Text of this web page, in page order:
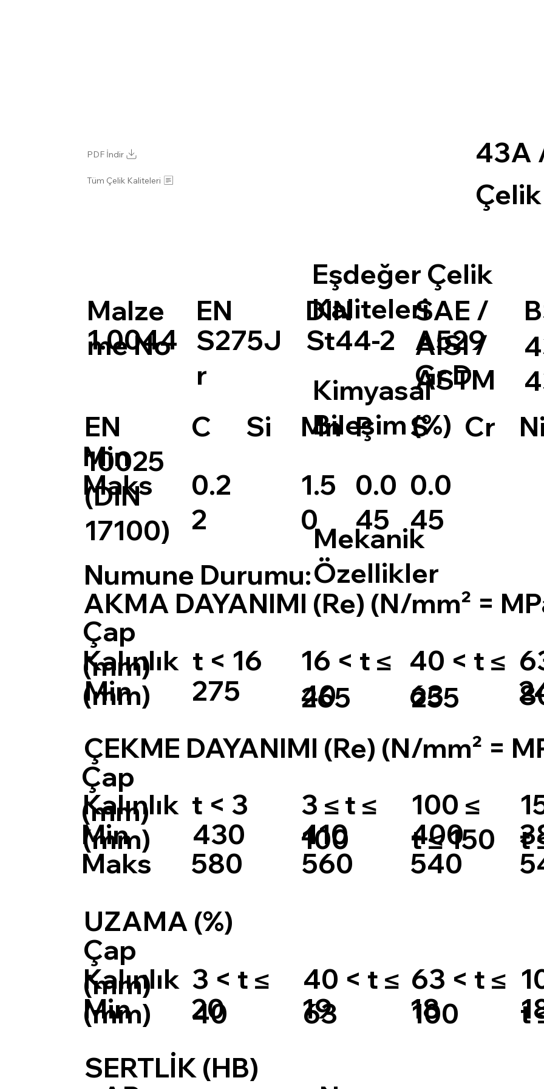
PDF İndir
Tüm Çelik Kaliteleri
43A
EN
S275J
r
DIN
St44-2
SAE /
AISI /
ASTM
A529
Gr D
Eşdeğer Çelik
Kaliteleri
Malze
me No
1.0044
Kimyasal
Bileşim (%)
EN
10025
(DIN
17100)
C Si Mn P S Cr Ni
Min
Maks
0.2
2
1.5
0
0.0
45
0.0
45
255
40 < t ≤
63
265
16 < t ≤
40
275
t < 16
Min
Kalınlık
(mm)
Çap
(mm)
AKMA DAYANIMI (Re) (N/mm² =
Numune Durumu:
Mekanik
Özellikler
t
540
400
100 ≤
t ≤ 150
560
410
3 ≤ t ≤
100
580
430
t < 3
Maks
Min
Kalınlık
(mm)
Çap
(mm)
ÇEKME DAYANIMI (Re) (N/mm² =
Min
Kalınlık
(mm)
Çap
(mm)
UZAMA (%)
20
3 < t ≤
40
19
40 < t ≤
63
18
63 < t ≤
100
t
SERTLİK (HB)